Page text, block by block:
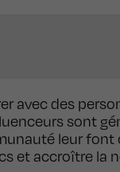
avec des
sont
leur
et accroître la